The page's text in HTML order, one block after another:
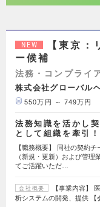
NEW
【東京：
ー候補
法務・コンプライ
株式会社グローバル
550万円 ～ 749万円
法務知識を活かし
として組織を牽引！
【職務概要】 同社の契約
（新規・更新）および管理
てご活躍いただ…
会社概要
【事業内容】
析システムの開発、提供 【